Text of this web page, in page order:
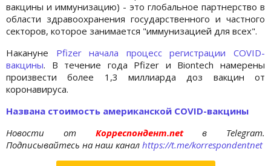
вакцины и иммунизацию) - это глобальное партнерство в
области здравоохранения государственного и частного
секторов, которое занимается "иммунизацией для всех".
Накануне Pfizer начала процесс регистрации COVID-
вакцины. В течение года Pfizer и Biontech намерены
произвести более 1,3 миллиарда доз вакцин от
коронавируса.
Названа стоимость американской COVID-вакцины
Новости отКорреспондент.netв Telegram.
Подписывайтесь на наш канал https://t.me/korrespondentnet